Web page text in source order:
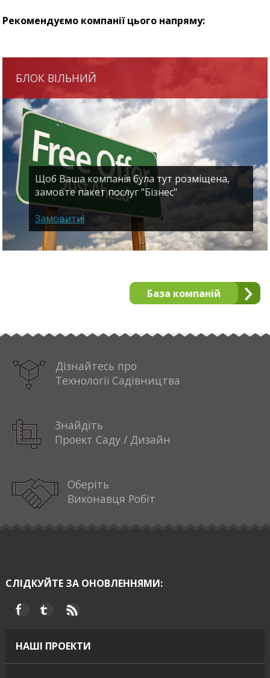
Рекомендуємо компанії цього напряму:
БЛОК ВІЛЬНИЙ
Щоб Ваша компанія була тут розміщена,
замовте пакет послуг "Бізнес"
Замовити!
База компаній
Дізнайтесь про
Технології Садівництва
Знайдіть
Проект Саду / Дизайн
Оберіть
Виконавця Робіт
СЛІДКУЙТЕ ЗА ОНОВЛЕННЯМИ:
НАШІ ПРОЕКТИ